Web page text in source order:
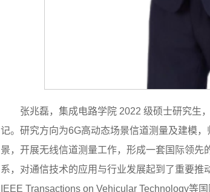
张兆磊，集成电路学院 2022 级硕士研究生
记。研究方向为6G高动态场景信道测量及建模
景，开展无线信道测量工作，形成一套国际领
系，对通信技术的应用与行业发展起到了重要
IEEE Transactions on Vehicular Technology等